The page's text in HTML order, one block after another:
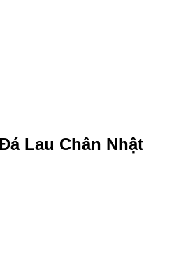
Lau Chân Nhật